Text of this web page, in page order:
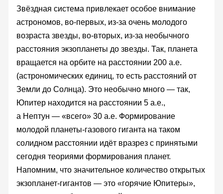
Звёздная система привлекает особое внимание
астрономов, во-первых, из-за очень молодого
возраста звезды, во-вторых, из-за необычного
расстояния экзопланеты до звезды. Так, планета
вращается на орбите на расстоянии 200 а.е.
(астрономических единиц, то есть расстояний от
Земли до Солнца). Это необычно много — так,
Юпитер находится на расстоянии 5 а.е.,
а Нептун — «всего» 30 а.е. Формирование
молодой планеты-газового гиганта на таком
солидном расстоянии идёт вразрез с принятыми
сегодня теориями формирования планет.
Напомним, что значительное количество открытых
экзопланет-гигантов — это «горячие Юпитеры»,